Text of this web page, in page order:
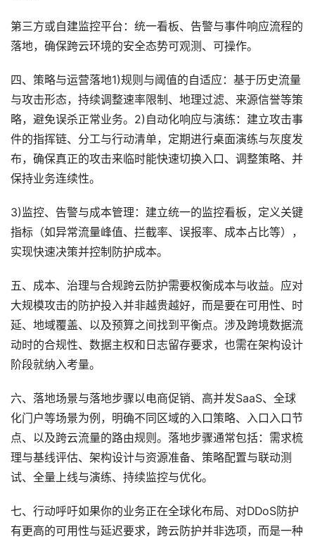
第三方或自建监控平台：统一看板、告警与事件响应流程的
落地，确保跨云环境的安全态势可观测、可操作。
四、策略与运营落地1)规则与阈值的自适应：基于历史流量
与攻击形态，持续调整速率限制、地理过滤、来源信誉等策
略，避免误杀正常业务。2)自动化响应与演练：建立攻击事
件的指挥链、分工与行动清单，定期进行桌面演练与灰度发
布，确保真正的攻击来临时能快速切换入口、调整策略、并
保持业务连续性。
3)监控、告警与成本管理：建立统一的监控看板，定义关键
指标（如异常流量峰值、拦截率、误报率、成本占比等），
实现快速决策并控制防护成本。
五、成本、治理与合规跨云防护需要权衡成本与收益。应对
大规模攻击的防护投入并非越贵越好，而是要在可用性、时
延、地域覆盖、以及预算之间找到平衡点。涉及跨境数据流
动时的合规性、数据主权和日志留存要求，也需在架构设计
阶段就纳入考量。
六、落地场景与落地步骤以电商促销、高并发SaaS、全球
化门户等场景为例，明确不同区域的入口策略、入口入口节
点、以及跨云流量的路由规则。落地步骤通常包括：需求梳
理与基线评估、架构设计与资源准备、策略配置与联动测
试、全量上线与演练、持续监控与优化。
七、行动呼吁如果你的业务正在全球化布局、对DDoS防护
有更高的可用性与延迟要求，跨云防护并非选项，而是一种